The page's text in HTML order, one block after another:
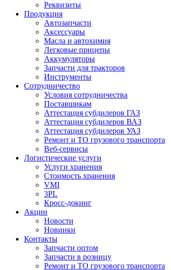
Реквизиты
Продукция
Автозапчасти
Аксессуары
Масла и автохимия
Легковые прицепы
Аккумуляторы
Запчасти для тракторов
Инструменты
Сотрудничество
Условия сотрудничества
Поставщикам
Аттестация субдилеров ГАЗ
Аттестация субдилеров ВАЗ
Аттестация субдилеров УАЗ
Ремонт и ТО грузового транспорта
Веб-сервисы
Логистические услуги
Услуги хранения
Стоимость хранения
VMI
3PL
Кросс-докинг
Акции
Новости
Новинки
Контакты
Запчасти оптом
Запчасти в розницу
Ремонт и ТО грузового транспорта